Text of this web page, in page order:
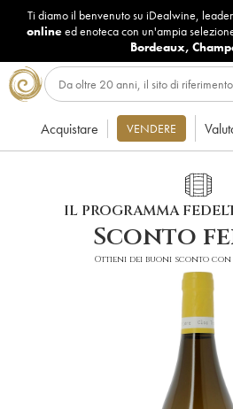
Ti diamo il benvenuto su iDealwine,
onlineed enoteca con un'ampia
Bordeaux,
Acquistare VENDERE
IL PROGRAMMA
Sconto
Ottieni dei buoni sconto